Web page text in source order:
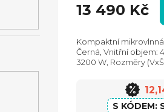
13 490 Kč
Kompaktní
Černá, Vnitřní objem:
3200 W, Rozměry